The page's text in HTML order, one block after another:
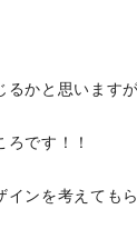
るかと思います
です！！
ンを考えても